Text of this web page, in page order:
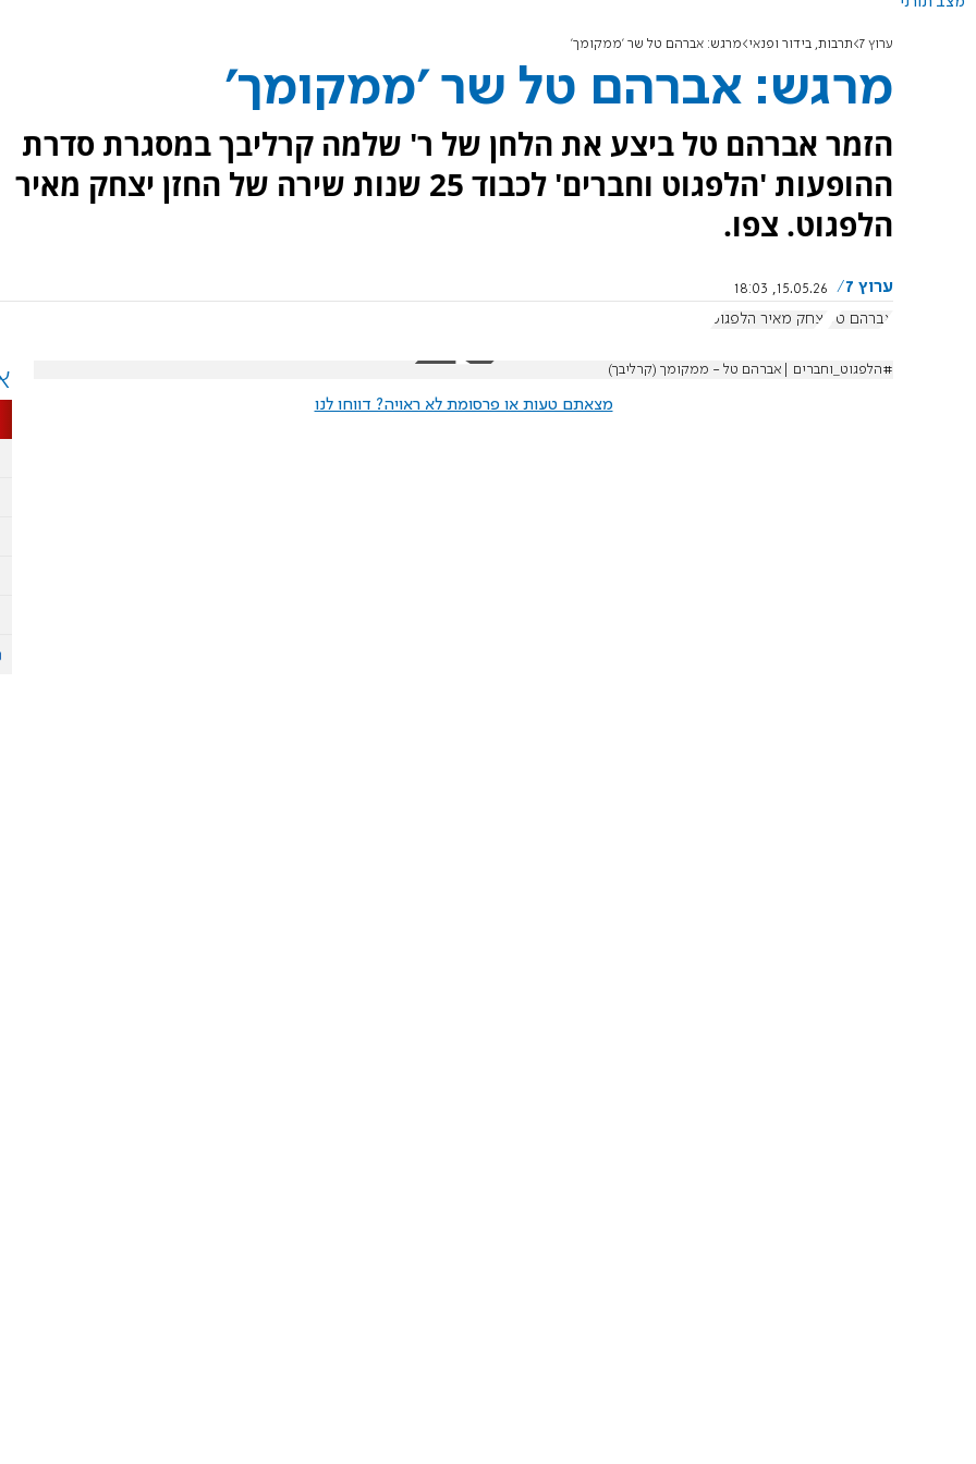
ערוץ 7 תרבות, בידור ופנאי מרגש: אברהם טל שר 'ממקומך'
מרגש: אברהם טל שר 'ממקומך'
הזמר אברהם טל ביצע את הלחן של ר' שלמה קרליבך במסגרת סדרת
ההופעות 'הלפגוט וחברים' לכבוד 25 שנות שירה של החזן יצחק מאיר
הלפגוט. צפו.
ערוץ 7
15.05.26, 18:03
אברהם טל
יצחק מאיר הלפגוט
#הלפגוט_וחברים |אברהם טל - ממקומך (קרליבך)
מצאתם טעות או פרסומת לא ראויה? דווחו לנו